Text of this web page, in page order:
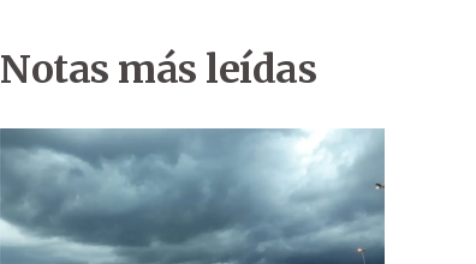
Notas más leídas